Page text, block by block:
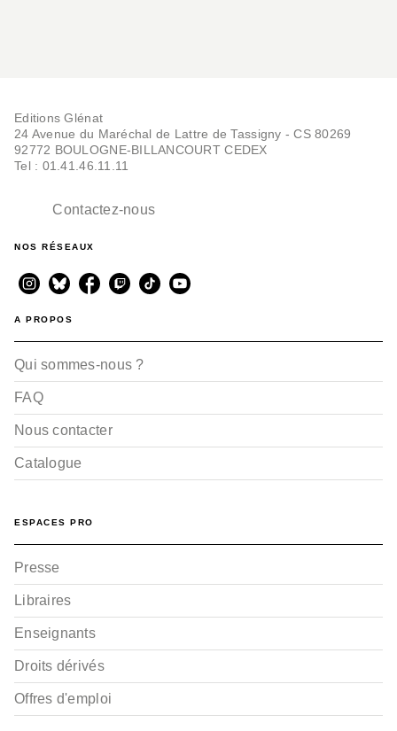
Editions Glénat
24 Avenue du Maréchal de Lattre de Tassigny - CS 80269
92772 BOULOGNE-BILLANCOURT CEDEX
Tel : 01.41.46.11.11
Contactez-nous
NOS RÉSEAUX
A PROPOS
Qui sommes-nous ?
FAQ
Nous contacter
Catalogue
ESPACES PRO
Presse
Libraires
Enseignants
Droits dérivés
Offres d'emploi